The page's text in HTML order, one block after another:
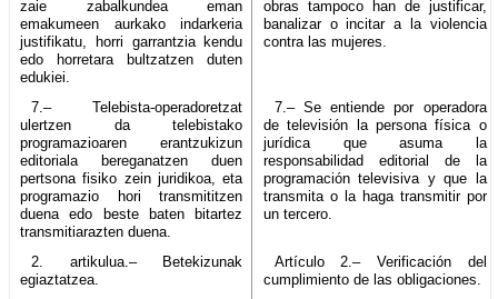
zaie zabalkundea eman
emakumeen aurkako indarkeria
justifikatu, horri garrantzia kendu
edo horretara bultzatzen duten
edukiei.
obras tampoco han de justificar,
banalizar o incitar a la violencia
contra las mujeres.
7.– Telebista-operadoretzat
ulertzen da telebistako
programazioaren erantzukizun
editoriala bereganatzen duen
pertsona fisiko zein juridikoa, eta
programazio hori transmititzen
duena edo beste baten bitartez
transmitiarazten duena.
7.– Se entiende por operadora
de televisión la persona física o
jurídica que asuma la
responsabilidad editorial de la
programación televisiva y que la
transmita o la haga transmitir por
un tercero.
2. artikulua.– Betekizunak
egiaztatzea.
Artículo 2.– Verificación del
cumplimiento de las obligaciones.